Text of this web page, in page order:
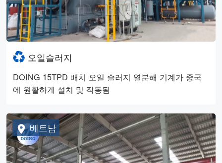
오일슬러지
DOING 15TPD 배치 오일 슬러지 열분해 기계가 중국
에 원활하게 설치 및 작동됨
베트남